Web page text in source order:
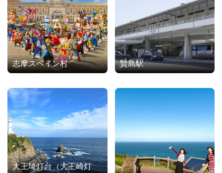
志摩スペイン村 賢島駅
大王埼灯台（大王崎灯